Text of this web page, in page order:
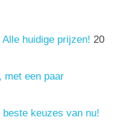
huidige prijzen! 20
met een paar
keuzes van nu!